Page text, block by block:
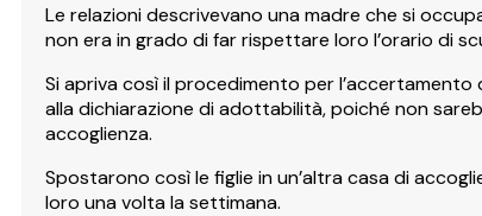
Le relazioni descrivevano una madre che si
non era in grado di far rispettare loro l’orario di
Si apriva così il procedimento per
alla dichiarazione di adottabilità, poiché non
accoglienza.
Spostarono così le figlie in un’altra casa di
loro una volta la settimana.